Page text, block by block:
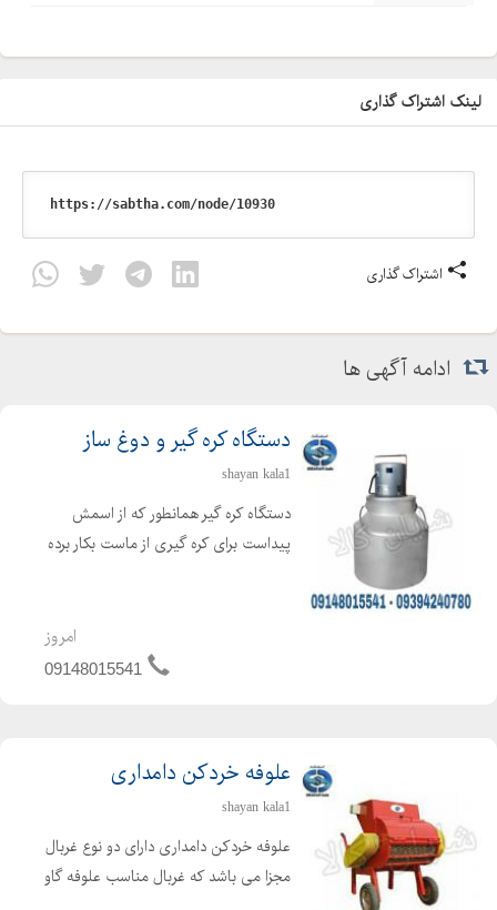
لینک اشتراک گذاری
اشتراک گذاری
ادامه آگهی ها
دستگاه کره گیر و دوغ ساز
shayan kala1
دستگاه کره گیر همانطور که از اسمش
پیداست برای کره گیری از ماست بکار برده
مخلوط شده و بحال...
امروز
09148015541
علوفه خردکن دامداری
shayan kala1
علوفه خردکن دامداری دارای دو نوع غربال
مجزا می باشد که غربال مناسب علوفه گاو